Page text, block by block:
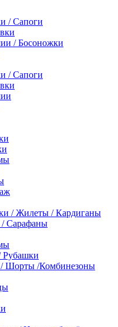
/ Сапоги
/ Босоножки
/ Сапоги
/ Жилеты / Кардиганы
/ Сарафаны
Рубашки
Шорты /Комбинезоны